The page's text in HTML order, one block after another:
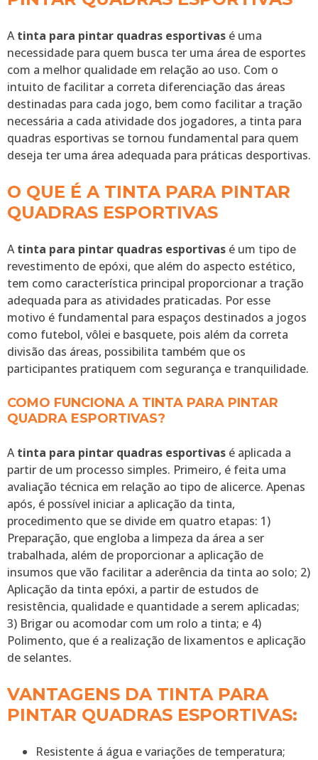
Atinta para pintar quadras esportivas é uma
necessidade para quem busca ter uma área de esportes
com a melhor qualidade em relação ao uso. Com o
intuito de facilitar a correta diferenciação das áreas
destinadas para cada jogo, bem como facilitar a tração
necessária a cada atividade dos jogadores, a tinta para
quadras esportivas se tornou fundamental para quem
deseja ter uma área adequada para práticas desportivas.
O QUE É A TINTA PARA PINTAR
QUADRAS ESPORTIVAS
Atinta para pintar quadras esportivas é um tipo de
revestimento de epóxi, que além do aspecto estético,
tem como característica principal proporcionar a tração
adequada para as atividades praticadas. Por esse
motivo é fundamental para espaços destinados a jogos
como futebol, vôlei e basquete, pois além da correta
divisão das áreas, possibilita também que os
participantes pratiquem com segurança e tranquilidade.
COMO FUNCIONA A TINTA PARA PINTAR
QUADRA ESPORTIVAS?
Atinta para pintar quadras esportivas é aplicada a
partir de um processo simples. Primeiro, é feita uma
avaliação técnica em relação ao tipo de alicerce. Apenas
após, é possível iniciar a aplicação da tinta,
procedimento que se divide em quatro etapas: 1)
Preparação, que engloba a limpeza da área a ser
trabalhada, além de proporcionar a aplicação de
insumos que vão facilitar a aderência da tinta ao solo; 2)
Aplicação da tinta epóxi, a partir de estudos de
resistência, qualidade e quantidade a serem aplicadas;
3) Brigar ou acomodar com um rolo a tinta; e 4)
Polimento, que é a realização de lixamentos e aplicação
de selantes.
VANTAGENS DA TINTA PARA
PINTAR QUADRAS ESPORTIVAS:
Resistente á água e variações de temperatura;